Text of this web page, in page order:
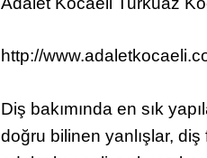
http://
Diş bakımında en sık
doğru bilinen yanlışlar, diş